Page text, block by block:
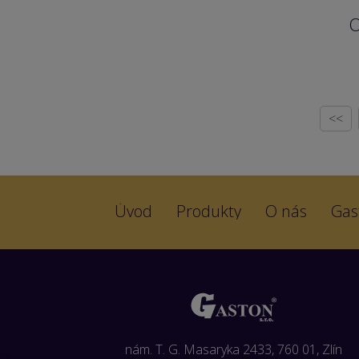
<<
Úvod Produkty O nás
nám. T. G. Masaryka 2433, 760 01, Zlín